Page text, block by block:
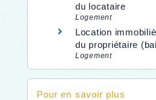
du locataire
Logement
Location
du propriétaire
Logement
Pour en savoir plus